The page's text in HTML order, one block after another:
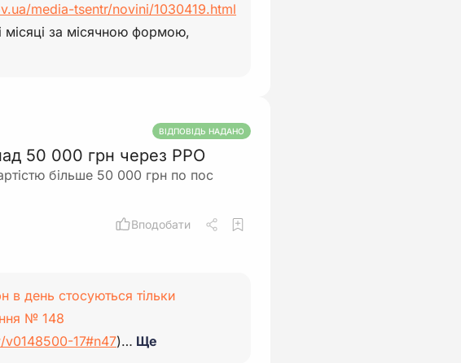
media-tsentr/novini/1030419.html
за місячною формою,
ВІДПОВІДЬ НАДАНО
50 000 грн через РРО
більше 50 000 грн по пос
Вподобати
день стосуються тільки
№ 148
17#n47)… Ще